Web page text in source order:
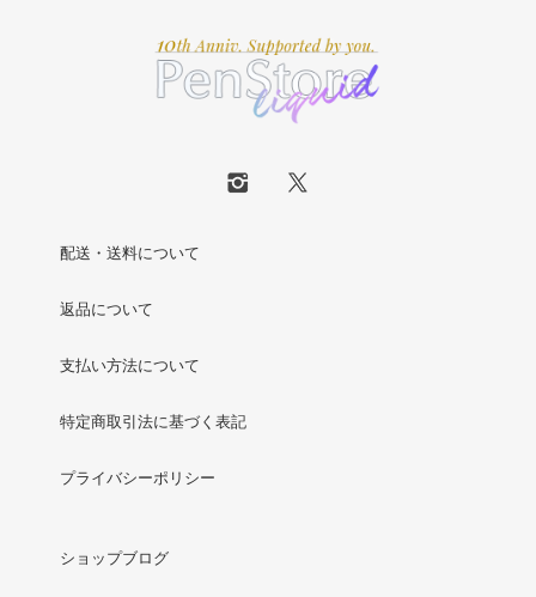
配送・送料について
返品について
支払い方法について
特定商取引法に基づく表記
プライバシーポリシー
ショップブログ